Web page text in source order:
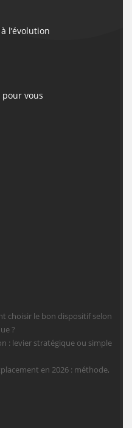
l’évolution
pour vous
choisir le bon dispositif selon
?
: levier stratégique ou simple
en 2026 : méthode,